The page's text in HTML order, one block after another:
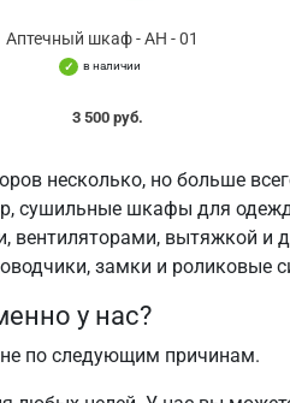
Аптечный шкаф - АН - 01
в наличии
3 500 руб.
несколько, но больше
сушильные шкафы для
вентиляторами, вытяжкой и
замки и роликовые
у нас?
по следующим причинам.